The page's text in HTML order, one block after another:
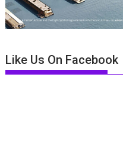
Like Us On Facebook